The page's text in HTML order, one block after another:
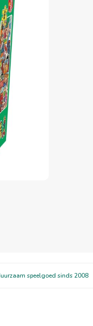
speelgoed sinds 2008